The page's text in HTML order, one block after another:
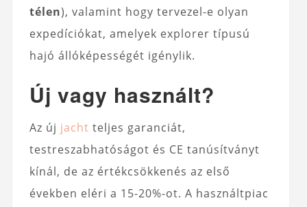
télen), valamint hogy tervezel-e olyan
expedíciókat, amelyek explorer típusú
hajó állóképességét igénylik.
Új vagy használt?
Az új jacht teljes garanciát,
testreszabhatóságot és CE tanúsítványt
kínál, de az értékcsökkenés az első
években eléri a 15-20%-ot. A használtpiac